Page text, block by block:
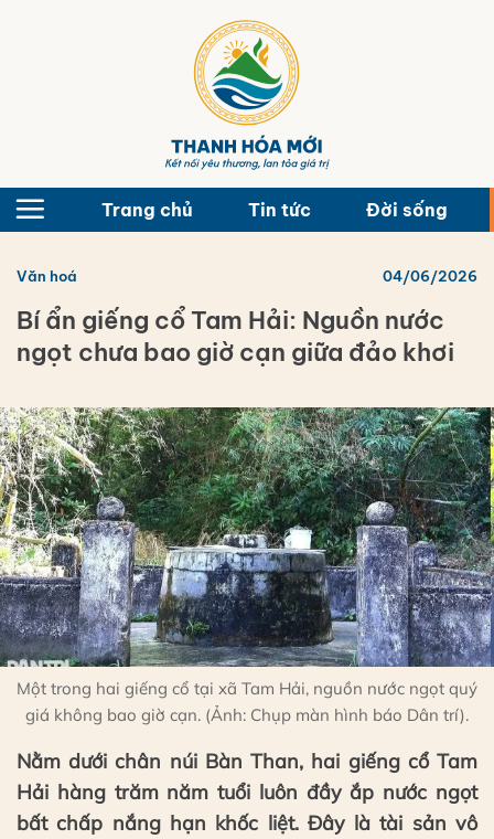
Trang chủ Tin tức Đời sống
Văn hoá 04/06/2026
Bí ẩn giếng cổ Tam Hải: Nguồn nước
ngọt chưa bao giờ cạn giữa đảo khơi
Một trong hai giếng cổ tại xã Tam Hải, nguồn nước ngọt quý
giá không bao giờ cạn. (Ảnh: Chụp màn hình báo Dân trí).
Nằm dưới chân núi Bàn Than, hai giếng cổ Tam
Hải hàng trăm năm tuổi luôn đầy ắp nước ngọt
bất chấp nắng hạn khốc liệt. Đây là tài sản vô